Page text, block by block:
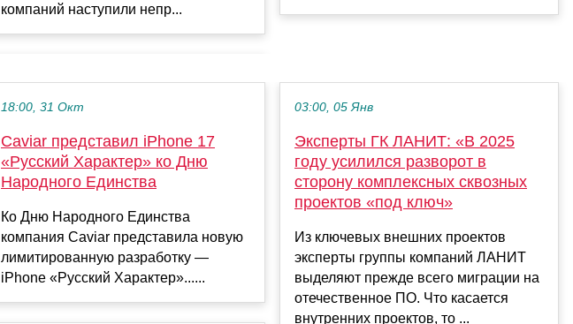
компаний наступили непр...
18:00, 31 Окт
Caviar представил iPhone 17
«Русский Характер» ко Дню
Народного Единства
Ко Дню Народного Единства
компания Caviar представила новую
лимитированную разработку —
iPhone «Русский Характер»......
03:00, 05 Янв
Эксперты ГК ЛАНИТ: «В 2025
году усилился разворот в
сторону комплексных сквозных
проектов «под ключ»
Из ключевых внешних проектов
эксперты группы компаний ЛАНИТ
выделяют прежде всего миграции на
отечественное ПО. Что касается
внутренних проектов, то ...